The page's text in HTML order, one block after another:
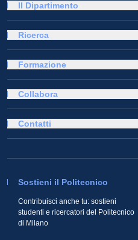
Il Dipartimento
Ricerca
Formazione
Collabora
Sostieni il Politecnico
Contribuisci anche tu: sostieni
studenti e ricercatori del Politecnico
di Milano
Contatti